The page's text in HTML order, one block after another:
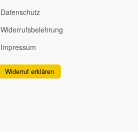
Datenschutz
Widerrufsbelehrung
Impressum
Widerruf erklären